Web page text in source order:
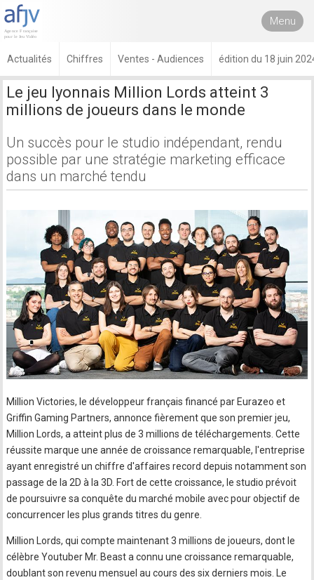
Menu
Actualités Chiffres Ventes - Audiences édition du 18 juin
Le jeu lyonnais Million Lords atteint 3
millions de joueurs dans le monde
Un succès pour le studio indépendant, rendu
possible par une stratégie marketing efficace
dans un marché tendu
Million Victories, le développeur français financé par Eurazeo et
Griffin Gaming Partners, annonce fièrement que son premier jeu,
Million Lords, a atteint plus de 3 millions de téléchargements. Cette
réussite marque une année de croissance remarquable, l'entreprise
ayant enregistré un chiffre d'affaires record depuis notamment son
passage de la 2D à la 3D. Fort de cette croissance, le studio prévoit
de poursuivre sa conquête du marché mobile avec pour objectif de
concurrencer les plus grands titres du genre.
Million Lords, qui compte maintenant 3 millions de joueurs, dont le
célèbre Youtuber Mr. Beast a connu une croissance remarquable,
doublant son revenu mensuel au cours des six derniers mois. Le